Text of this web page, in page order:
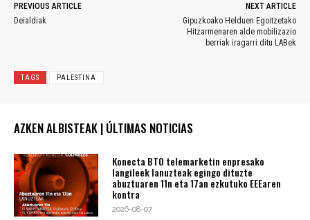
PREVIOUS ARTICLE
Deialdiak
NEXT ARTICLE
Gipuzkoako Helduen Egoitzetako
Hitzarmenaren alde mobilizazio
berriak iragarri ditu LABek
TAGS PALESTINA
AZKEN ALBISTEAK | ÚLTIMAS NOTICIAS
Konecta BTO telemarketin enpresako
langileek lanuzteak egingo dituzte
abuztuaren 11n eta 17an ezkutuko EEEaren
kontra
2026-08-07